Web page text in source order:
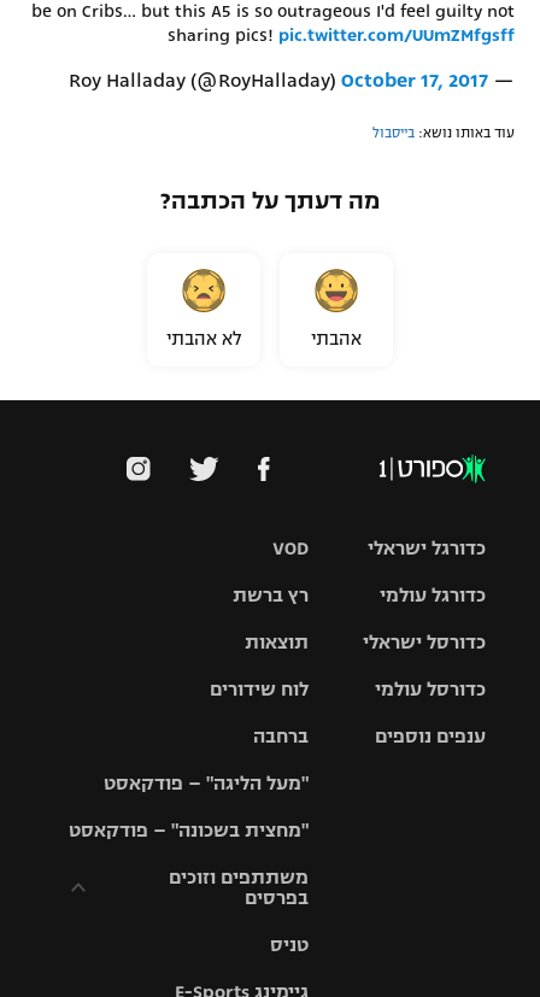
be on Cribs… but this A5 is so outrageous I'd feel guilty not
sharing pics! pic.twitter.com/UUmZMfgsff
— Roy Halladay (@RoyHalladay)
October 17, 2017
עוד באותו נושא: בייסבול
מה דעתך על הכתבה?
אהבתי לא אהבתי
VOD
רץ ברשת
תוצאות
לוח שידורים
ברחבה
"מעל הליגה" – פודקאסט
"מחצית בשכונה" – פודקאסט
משתתפים וזוכים
בפרסים
וזוכים בפרסים
טניס
גיימינג E-Sports
כדורגל ישראלי
גביע הטוטו
כדורגל עולמי
האלופות
ליגה
כדורסל ישראלי
סל
כדורסל עולמי
ענפים נוספים